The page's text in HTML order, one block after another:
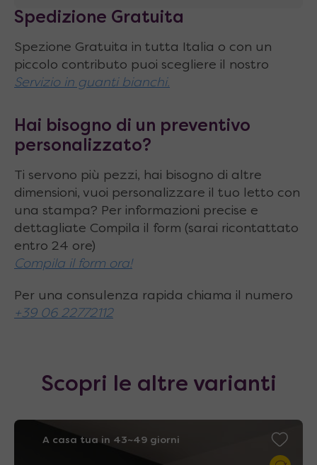
Spedizione Gratuita
Spezione Gratuita in tutta Italia o con un
piccolo contributo puoi scegliere il nostro
Servizio in guanti bianchi.
Hai bisogno di un preventivo
personalizzato?
Ti servono più pezzi, hai bisogno di altre
dimensioni, vuoi personalizzare il tuo letto con
una stampa? Per informazioni precise e
dettagliate Compila il form (sarai ricontattato
entro 24 ore)
Compila il form ora!
Per una consulenza rapida chiama il numero
+39 06 22772112
Scopri le altre varianti
A casa tua in 43~49 giorni